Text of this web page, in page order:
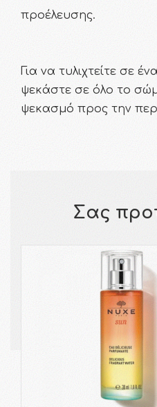
προέλευσης.
Για να τυλιχτείτε σε
ψεκάστε σε όλο το
ψεκασμό προς την
Σας